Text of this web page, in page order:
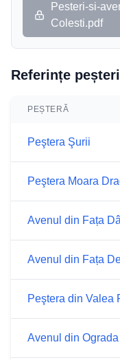
Pesteri-si-
Colesti.pdf
Referințe peșteri
PEȘTERĂ
Peştera Şurii
Peştera Moara
Avenul din Fața
Avenul din Fața
Peştera din Valea
Avenul din